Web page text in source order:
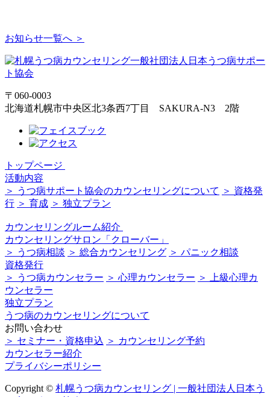
お知らせ一覧へ ＞
〒060-0003
北海道札幌市中央区北3条西7丁目 SAKURA-N3 2階
トップページ
活動内容
＞ うつ病サポート協会のカウンセリングについて ＞ 資格発
行 ＞ 育成 ＞ 独立プラン
カウンセリングルーム紹介
カウンセリングサロン「クローバー」
＞ うつ病相談 ＞ 総合カウンセリング ＞ パニック相談
資格発行
＞ うつ病カウンセラー ＞ 心理カウンセラー ＞ 上級心理カ
ウンセラー
独立プラン
うつ病のカウンセリングについて
お問い合わせ
＞ セミナー・資格申込 ＞ カウンセリング予約
カウンセラー紹介
プライバシーポリシー
Copyright © 札幌うつ病カウンセリング | 一般社団法人日本う